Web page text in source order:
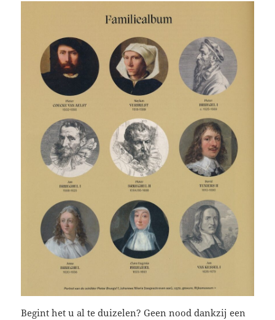
Begint het u al te duizelen? Geen nood dankzij een